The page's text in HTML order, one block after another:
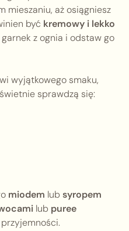
mieszaniu, aż osiągniesz
być kremowy i lekko
z ognia i odstaw go
wyjątkowego smaku,
sprawdzą się:
miodem lub syropem
lub puree